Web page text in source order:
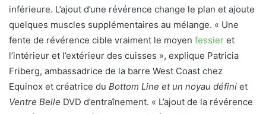
inférieure. L’ajout d’une révérence change le plan et ajoute
quelques muscles supplémentaires au mélange. « Une
fente de révérence cible vraiment le moyen fessier et
l’intérieur et l’extérieur des cuisses », explique Patricia
Friberg, ambassadrice de la barre West Coast chez
Equinox et créatrice du Bottom Line et un noyau défini et
Ventre Belle DVD d’entraînement. « L’ajout de la révérence